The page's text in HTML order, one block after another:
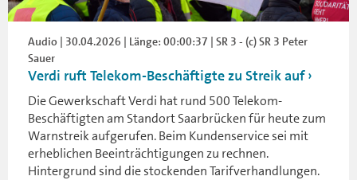
Audio | 30.04.2026 | Länge: 00:00:37 | SR 3 - (c) SR 3 Peter
Sauer
Verdi ruft Telekom-Beschäftigte zu Streik auf
Die Gewerkschaft Verdi hat rund 500 Telekom-
Beschäftigten am Standort Saarbrücken für heute zum
Warnstreik aufgerufen. Beim Kundenservice sei mit
erheblichen Beeinträchtigungen zu rechnen.
Hintergrund sind die stockenden Tarifverhandlungen.